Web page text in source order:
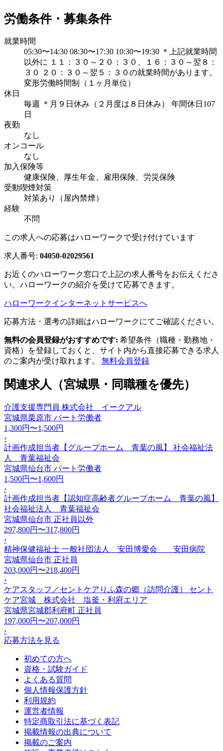
労働条件・募集条件
就業時間
05:30〜14:30 08:30〜17:30 10:30〜19:30 ＊上記就業時間
以外に １１：３０～２０：３０、１６：３０～翌８：
３０ ２０：３０～翌５：３０の就業時間があります。
変形労働時間制（１ヶ月単位）
休日
毎週 ＊月９日休み（２月度は８日休み） 年間休日107
日
夜勤
なし
オンコール
なし
加入保険等
健康保険、厚生年金、雇用保険、労災保険
受動喫煙対策
対策あり（屋内禁煙）
経験
不問
この求人への応募はハローワークで受け付けています
求人番号: 04050-02029561
お近くのハローワーク窓口で上記の求人番号をお伝えくださ
い。ハローワークの紹介を受けて応募できます。
ハローワークインターネットサービスへ
応募方法・選考の詳細はハローワークにてご確認ください。
無料の会員登録がおすすめです: 希望条件（職種・勤務地・
資格）を登録しておくと、サイト内から直接応募できる求人
のご案内が受け取れます。 無料会員登録
関連求人（宮城県・同職種を優先）
介護支援専門員 株式会社 イークアル
宮城県栗原市 パート労働者
1,300円〜1,500円
›
計画作成担当者【グループホーム 青葉の風】 社会福祉法
人 青葉福祉会
宮城県仙台市 パート労働者
1,500円〜1,600円
›
計画作成担当者【認知症高齢者グループホーム 青葉の風】
社会福祉法人 青葉福祉会
宮城県仙台市 正社員以外
297,800円〜317,800円
›
精神保健福祉士 一般社団法人 安田博愛会 安田病院
宮城県仙台市 正社員
203,000円〜218,400円
›
ケアスタッフ／セントケアりふ森の郷（訪問介護） セント
ケア宮城 株式会社 塩釜・利府エリア
宮城県宮城郡利府町 正社員
197,000円〜207,000円
›
応募方法を見る
初めての方へ
資格・試験ガイド
よくある質問
個人情報保護方針
利用規約
運営者情報
特定商取引法に基づく表記
掲載情報の出典について
掲載のご案内